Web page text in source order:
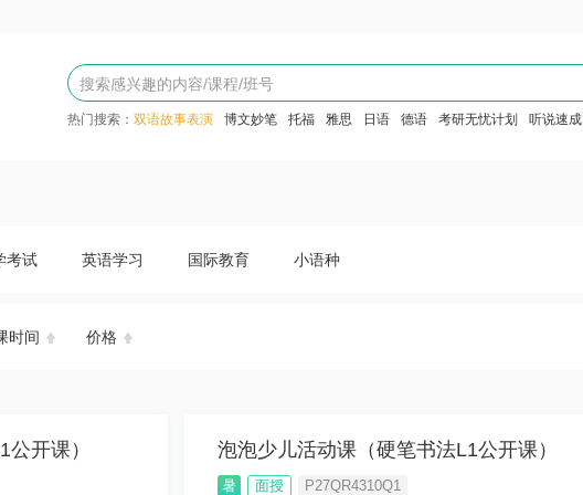
热门搜索： 双语故事表演 博文妙笔 托福 雅思 日语 德语 考研无忧计划 听说速成
考试 英语学习 国际教育 小语种
时间 价格
开课） 泡泡少儿活动课（硬笔书法L1公开课）
暑 面授
P27QR4310Q1